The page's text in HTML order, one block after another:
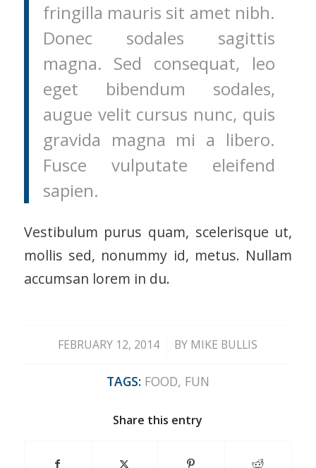
fringilla mauris sit amet nibh.
Donec sodales sagittis
magna. Sed consequat, leo
eget bibendum sodales,
augue velit cursus nunc, quis
gravida magna mi a libero.
Fusce vulputate eleifend
sapien.
Vestibulum purus quam, scelerisque ut,
mollis sed, nonummy id, metus. Nullam
accumsan lorem in du.
FEBRUARY 12, 2014
/ BY MIKE BULLIS
TAGS: FOOD, FUN
Share this entry